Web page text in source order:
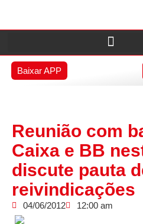
Baixar APP
Reunião com
Caixa e BB
discute pauta
reivindicações
04/06/2012 12:00 am